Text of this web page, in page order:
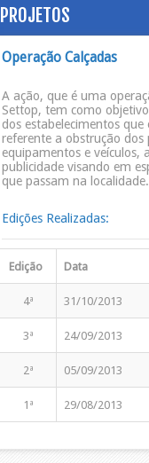
PROJETOS
Operação Calçadas
A ação, que é uma
Settop, tem como
dos estabelecimentos
referente a obstrução dos
equipamentos e veículos,
publicidade visando em
que passam na localidade.
Edições Realizadas:
Edição Data
4ª 31/10/2013
3ª 24/09/2013
2ª 05/09/2013
1ª 29/08/2013